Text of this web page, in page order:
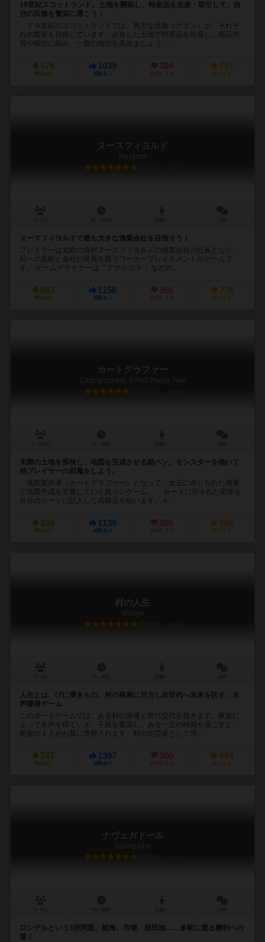
19世紀スコットランド。土地を開拓し、特産品を生産・取引して、自
分の氏族を繁栄に導こう！
１９世紀のスコットランドでは、有力な氏族（クラン）が、それぞ
れの繁栄を目指しています。占有した土地で特産品を生産し、商品売
買や輸出に励み、一族の地位を高めましょう。 ...
576
興味あり
1039
経験あり
384
お気に入り
761
持ってる
ヌースフィヨルド
Nusfjord
7.2
ヌースフィヨルドで最も大きな漁業会社を目指そう！
プレイヤーは北欧の漁村ヌースフィヨルドの漁業会社の社長となり、
村への貢献と会社の発展を競うワーカープレイスメントのゲームで
す。 ゲームデザイナーは『アグリコラ 』などの...
683
興味あり
1156
経験あり
356
お気に入り
776
持ってる
カートグラファー
Cartographers: A Roll Player Tale
6.8
未開の土地を探検し、地図を完成させる紙ペン。モンスターを描いて
他プレイヤーの邪魔をしよう。
地図製作者（カートグラファー）となって、女王に命じられた測量
と地図作成を実施していく紙ペンゲーム。 カードに示された図形を
自分のシートに記入して高得点を狙います。４...
320
興味あり
1139
経験あり
355
お気に入り
905
持ってる
村の人生
Village
7.0
人生とは、げに儚きもの。村の発展に尽力し次世代へ未来を託す、名
声獲得ゲーム
このボードゲームでは、ある村の発展と世代交代を描きます。家族に
よって名声を得ていき、子孫を繁栄し、ある一定の時間を過ごすと、
家族の１人がお墓に埋葬されます。村の功労者として埋...
747
興味あり
1397
経験あり
300
お気に入り
994
持ってる
ナヴェガドール
Navegador
7.0
ロンデルという3択問題。航海、市場、植民地……多岐に渡る勝利への
道！